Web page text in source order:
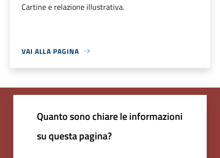
Cartine e relazione illustrativa.
VAI ALLA PAGINA
Quanto sono chiare le informazioni
su questa pagina?